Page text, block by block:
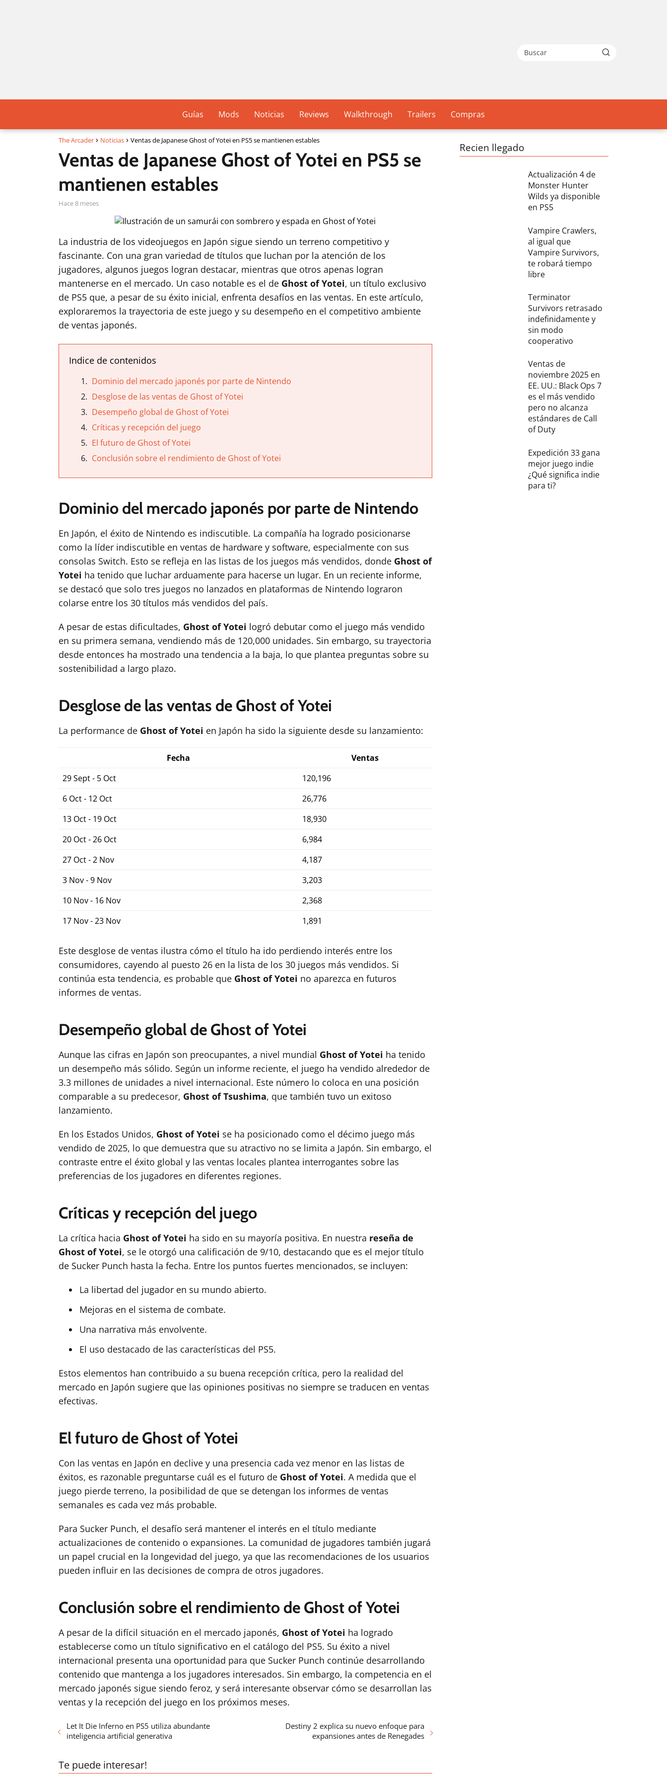
Guías Mods Noticias Reviews Walkthrough Trailers Compras
The Arcader Noticias Ventas de Japanese Ghost of Yotei en PS5 se mantienen estables
Ventas de Japanese Ghost of Yotei en PS5 se
mantienen estables
hace 8 meses
La industria de los videojuegos en Japón sigue siendo un terreno competitivo y
fascinante. Con una gran variedad de títulos que luchan por la atención de los
jugadores, algunos juegos logran destacar, mientras que otros apenas logran
mantenerse en el mercado. Un caso notable es el de Ghost of Yotei, un título exclusivo
de PS5 que, a pesar de su éxito inicial, enfrenta desafíos en las ventas. En este artículo,
exploraremos la trayectoria de este juego y su desempeño en el competitivo ambiente
de ventas japonés.
Indice de contenidos
Dominio del mercado japonés por parte de Nintendo
Desglose de las ventas de Ghost of Yotei
Desempeño global de Ghost of Yotei
Críticas y recepción del juego
El futuro de Ghost of Yotei
Conclusión sobre el rendimiento de Ghost of Yotei
Dominio del mercado japonés por parte de Nintendo
En Japón, el éxito de Nintendo es indiscutible. La compañía ha logrado posicionarse
como la líder indiscutible en ventas de hardware y software, especialmente con sus
consolas Switch. Esto se refleja en las listas de los juegos más vendidos, donde Ghost of
Yotei ha tenido que luchar arduamente para hacerse un lugar. En un reciente informe,
se destacó que solo tres juegos no lanzados en plataformas de Nintendo lograron
colarse entre los 30 títulos más vendidos del país.
A pesar de estas dificultades, Ghost of Yotei logró debutar como el juego más vendido
en su primera semana, vendiendo más de 120,000 unidades. Sin embargo, su trayectoria
desde entonces ha mostrado una tendencia a la baja, lo que plantea preguntas sobre su
sostenibilidad a largo plazo.
Desglose de las ventas de Ghost of Yotei
La performance de Ghost of Yotei en Japón ha sido la siguiente desde su lanzamiento:
Fecha
Ventas
29 Sept - 5 Oct
120,196
6 Oct - 12 Oct
26,776
13 Oct - 19 Oct
18,930
20 Oct - 26 Oct
6,984
27 Oct - 2 Nov
4,187
3 Nov - 9 Nov
3,203
10 Nov - 16 Nov
2,368
17 Nov - 23 Nov
1,891
Este desglose de ventas ilustra cómo el título ha ido perdiendo interés entre los
consumidores, cayendo al puesto 26 en la lista de los 30 juegos más vendidos. Si
continúa esta tendencia, es probable que Ghost of Yotei no aparezca en futuros
informes de ventas.
Desempeño global de Ghost of Yotei
Aunque las cifras en Japón son preocupantes, a nivel mundial Ghost of Yotei ha tenido
un desempeño más sólido. Según un informe reciente, el juego ha vendido alrededor de
3.3 millones de unidades a nivel internacional. Este número lo coloca en una posición
comparable a su predecesor, Ghost of Tsushima, que también tuvo un exitoso
lanzamiento.
En los Estados Unidos, Ghost of Yotei se ha posicionado como el décimo juego más
vendido de 2025, lo que demuestra que su atractivo no se limita a Japón. Sin embargo, el
contraste entre el éxito global y las ventas locales plantea interrogantes sobre las
preferencias de los jugadores en diferentes regiones.
Críticas y recepción del juego
La crítica hacia Ghost of Yotei ha sido en su mayoría positiva. En nuestra reseña de
Ghost of Yotei, se le otorgó una calificación de 9/10, destacando que es el mejor título
de Sucker Punch hasta la fecha. Entre los puntos fuertes mencionados, se incluyen:
La libertad del jugador en su mundo abierto.
Mejoras en el sistema de combate.
Una narrativa más envolvente.
El uso destacado de las características del PS5.
Estos elementos han contribuido a su buena recepción crítica, pero la realidad del
mercado en Japón sugiere que las opiniones positivas no siempre se traducen en ventas
efectivas.
El futuro de Ghost of Yotei
Con las ventas en Japón en declive y una presencia cada vez menor en las listas de
éxitos, es razonable preguntarse cuál es el futuro de Ghost of Yotei. A medida que el
juego pierde terreno, la posibilidad de que se detengan los informes de ventas
semanales es cada vez más probable.
Para Sucker Punch, el desafío será mantener el interés en el título mediante
actualizaciones de contenido o expansiones. La comunidad de jugadores también jugará
un papel crucial en la longevidad del juego, ya que las recomendaciones de los usuarios
pueden influir en las decisiones de compra de otros jugadores.
Conclusión sobre el rendimiento de Ghost of Yotei
A pesar de la difícil situación en el mercado japonés, Ghost of Yotei ha logrado
establecerse como un título significativo en el catálogo del PS5. Su éxito a nivel
internacional presenta una oportunidad para que Sucker Punch continúe desarrollando
contenido que mantenga a los jugadores interesados. Sin embargo, la competencia en el
mercado japonés sigue siendo feroz, y será interesante observar cómo se desarrollan las
ventas y la recepción del juego en los próximos meses.
Let It Die Inferno en PS5 utiliza abundante
inteligencia artificial generativa
Destiny 2 explica su nuevo enfoque para
expansiones antes de Renegades
Te puede interesar!
Recien llegado
Actualización 4 de
Monster Hunter
Wilds ya disponible
en PS5
Vampire Crawlers,
al igual que
Vampire Survivors,
te robará tiempo
libre
Terminator
Survivors retrasado
indefinidamente y
sin modo
cooperativo
Ventas de
noviembre 2025 en
EE. UU.: Black Ops 7
es el más vendido
pero no alcanza
estándares de Call
of Duty
Expedición 33 gana
mejor juego indie
¿Qué significa indie
para ti?